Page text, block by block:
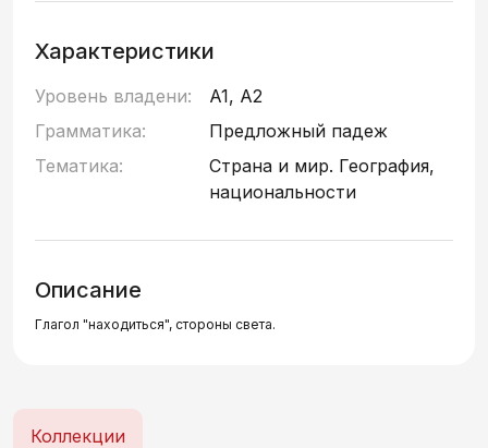
Характеристики
Уровень владени:
A1, A2
Грамматика:
Предложный падеж
Тематика:
Страна и мир. География,
национальности
Описание
Глагол "находиться", стороны света.
Коллекции